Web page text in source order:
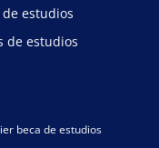
estudios
de estudios
beca de estudios